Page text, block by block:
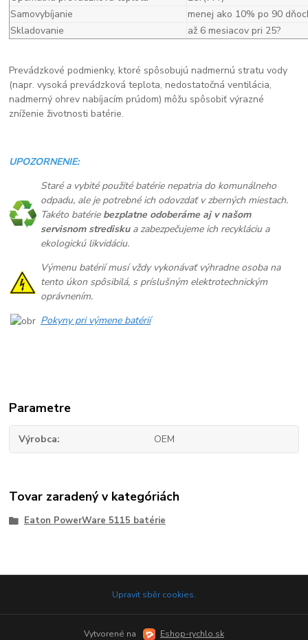
Samovybíjanie
menej ako 10% po 90
Skladovanie
až 6 mesiacov pri 25?
Prevádzkové podmienky, ktoré spôsobujú nadmernú stratu vody
(napr. vysoká prevádzková teplota, nedostatočná ventilácia,
nadmerný ohrev nabíjacím prúdom) môžu spôsobiť výrazné
zníženie životnosti batérie.
UPOZORNENIE:
Staré a vybité použité batérie nepatria do komunálneho
odpadu, ale je potrebné ich odovzdať v zberných miestach.
Takéto batérie bezplatne odoberáme aj v našom
servisnom strediskua zabezpečujeme ich recykláciu a
ekologickú likvidáciu.
Výmenu batérií musí vždy vykonávať výhradne osoba na
tento úkon spôsibilá, s príslušným elektrotechnickým
oprávnením.
Pokyny pri výmene batérií
Parametre
Výrobca OEM
Tovar zaradený v kategóriách
Eaton PowerWare 5115 batérie
Upravit sběr cookies.
Vytvorené na Eshop-rychlo.sk